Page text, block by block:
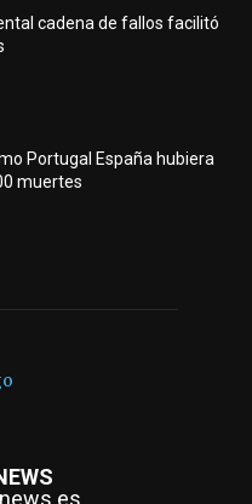
cadena de fallos facilitó
Portugal España hubiera
muertes